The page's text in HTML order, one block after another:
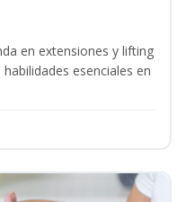
en extensiones y lifting
esenciales en